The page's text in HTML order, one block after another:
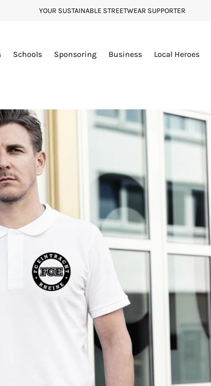
YOUR SUSTAINABLE STREETWEAR SUPPORTER
Schools Sponsoring Business Local Heroes